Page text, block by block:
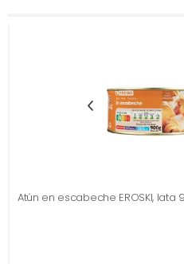
Atún en escabeche EROSKI, lata